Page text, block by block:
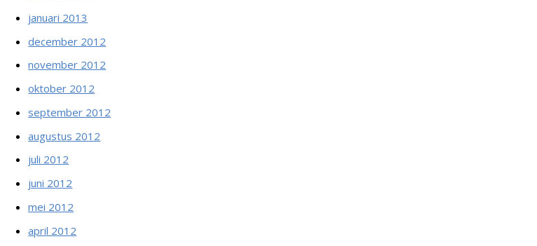
januari 2013
december 2012
november 2012
oktober 2012
september 2012
augustus 2012
juli 2012
juni 2012
mei 2012
april 2012